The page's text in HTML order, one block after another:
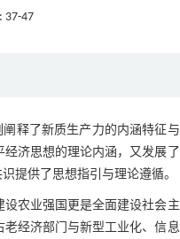
37-47
释了新质生产力的内涵特征与
济思想的理论内涵，又发展了
提供了思想指引与理论遵循。
农业强国更是全面建设社会主
经济部门与新型工业化、信息